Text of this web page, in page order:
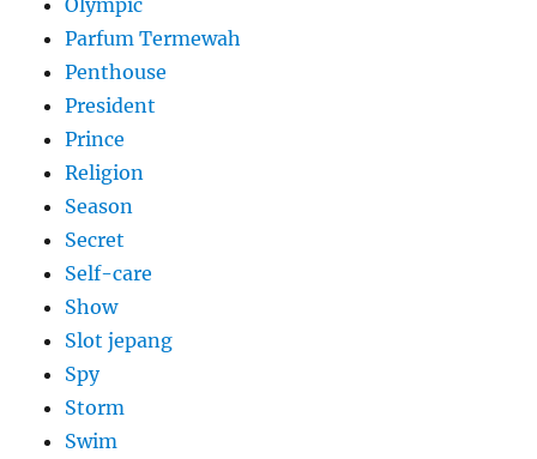
Olympic
Parfum Termewah
Penthouse
President
Prince
Religion
Season
Secret
Self-care
Show
Slot jepang
Spy
Storm
Swim